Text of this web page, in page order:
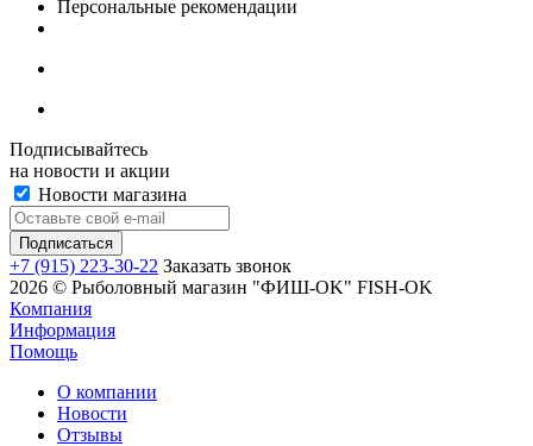
Персональные рекомендации
Подписывайтесь
на новости и акции
Новости магазина
+7 (915) 223-30-22 Заказать звонок
2026 © Рыболовный магазин "ФИШ-OK" FISH-OK
Компания
Информация
Помощь
О компании
Новости
Отзывы